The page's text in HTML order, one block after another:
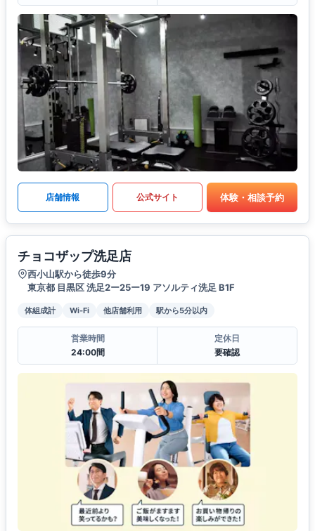
店舗情報 公式サイト 体験・相談予約
チョコザップ洗足店
西小山駅から徒歩9分
東京都 目黒区 洗足2ー25ー19 アソルティ洗足 B1F
体組成計 Wi-Fi 他店舗利用 駅から5分以内
営業時間
24:00間
定休日
要確認